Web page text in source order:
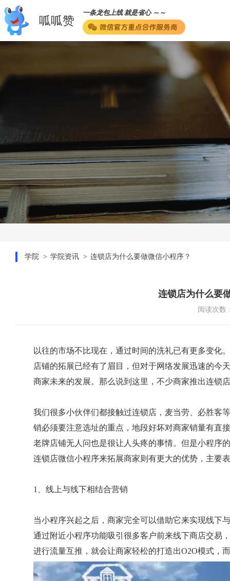
呱呱赞
一条龙包上线 就是省心 ～～
学院 学院资讯 连锁店为什么要做微信小程序？
连锁店为什么要
阅读次数
以往的市场不比现在，通过时间的洗礼已有更多变化
店铺的拓展已经有了眉目，但对于网络发展迅速的今
商家未来的发展。那么说到这里，不少商家推出连锁
我们很多小伙伴们都接触过连锁店，麦当劳、必胜客
销必须要注意选址的重点，地段好坏对商家销量有直
老牌店铺无人问也是很让人头疼的事情。但是小程序
连锁店微信小程序来拓展商家则有更大的优势，主要
1、线上与线下相结合营销
当小程序兴起之后，商家完全可以借助它来实现线下
通过附近小程序功能吸引很多客户前来线下商店交易
进行流量互推，就会让商家轻松的打造出O2O模式，